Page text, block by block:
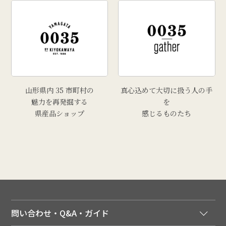
山形県内 35 市町村の
魅力を再発掘する
県産品ショップ
真心込めて大切に扱う人の手
を
感じるものたち
問い合わせ・Q&A・ガイド